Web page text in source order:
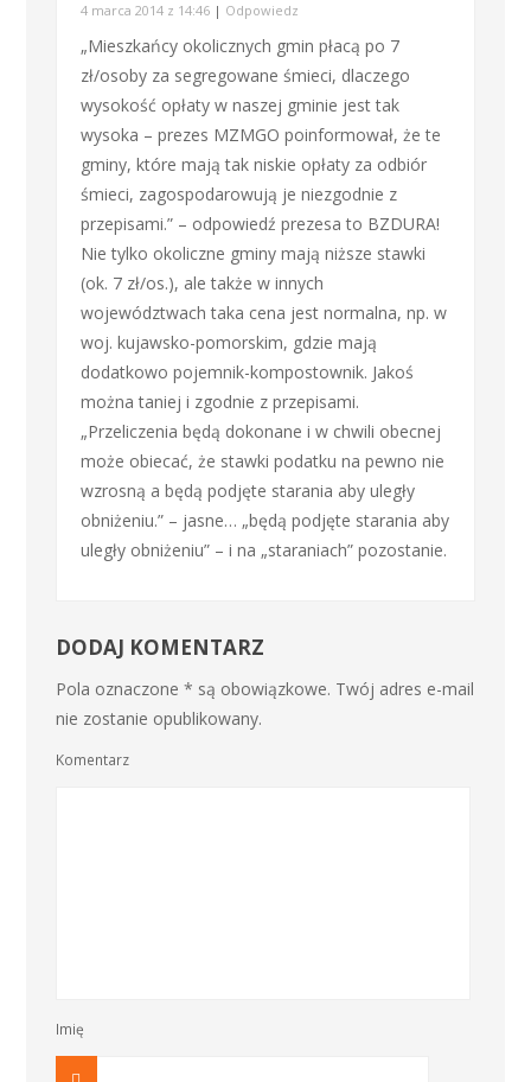
4 marca 2014 z 14:46 | Odpowiedz
„Mieszkańcy okolicznych gmin płacą po 7
zł/osoby za segregowane śmieci, dlaczego
wysokość opłaty w naszej gminie jest tak
wysoka – prezes MZMGO poinformował, że te
gminy, które mają tak niskie opłaty za odbiór
śmieci, zagospodarowują je niezgodnie z
przepisami.” – odpowiedź prezesa to BZDURA!
Nie tylko okoliczne gminy mają niższe stawki
(ok. 7 zł/os.), ale także w innych
województwach taka cena jest normalna, np. w
woj. kujawsko-pomorskim, gdzie mają
dodatkowo pojemnik-kompostownik. Jakoś
można taniej i zgodnie z przepisami.
„Przeliczenia będą dokonane i w chwili obecnej
może obiecać, że stawki podatku na pewno nie
wzrosną a będą podjęte starania aby uległy
obniżeniu.” – jasne… „będą podjęte starania aby
uległy obniżeniu” – i na „staraniach” pozostanie.
DODAJ KOMENTARZ
Pola oznaczone * są obowiązkowe. Twój adres e-mail
nie zostanie opublikowany.
Komentarz
Imię